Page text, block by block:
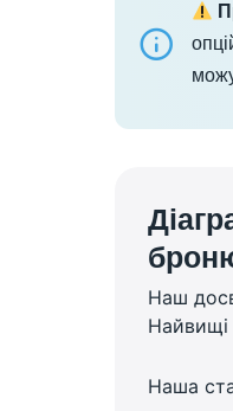
Наш
Найвищі
Наша